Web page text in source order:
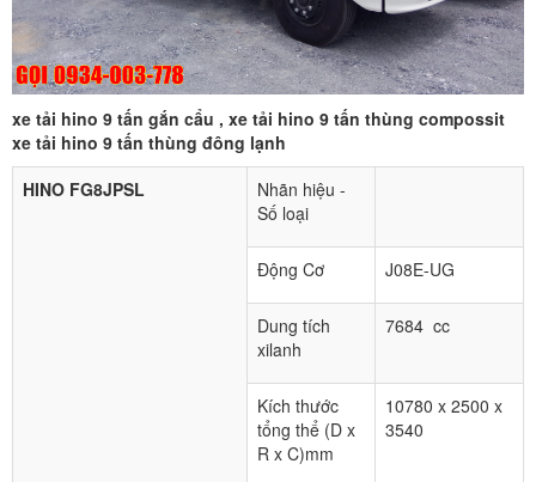
xe tải hino 9 tấn gắn cẩu , xe tải hino 9 tấn thùng compossit
xe tải hino 9 tấn thùng đông lạnh
HINO FG8JPSL
Nhãn hiệu -
Số loại
Động Cơ J08E-UG
Dung tích
xilanh
7684 cc
Kích thước
tổng thể (D x
R x C)mm
10780 x 2500 x
3540